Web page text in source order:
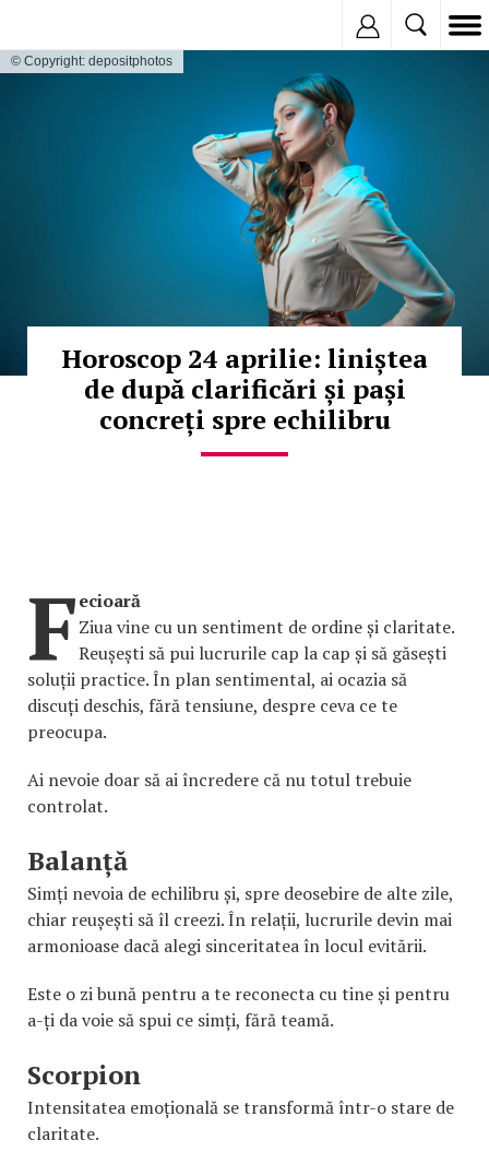
© Copyright: depositphotos
Horoscop 24 aprilie: liniștea
de după clarificări și pași
concreți spre echilibru
Fecioară
Ziua vine cu un sentiment de ordine și claritate.
Reușești să pui lucrurile cap la cap și să găsești
soluții practice. În plan sentimental, ai ocazia să
discuți deschis, fără tensiune, despre ceva ce te
preocupa.
Ai nevoie doar să ai încredere că nu totul trebuie
controlat.
Balanță
Simți nevoia de echilibru și, spre deosebire de alte zile,
chiar reușești să îl creezi. În relații, lucrurile devin mai
armonioase dacă alegi sinceritatea în locul evitării.
Este o zi bună pentru a te reconecta cu tine și pentru
a-ți da voie să spui ce simți, fără teamă.
Scorpion
Intensitatea emoțională se transformă într-o stare de
claritate.